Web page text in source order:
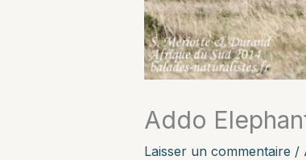
Addo
Laisser un commentaire /